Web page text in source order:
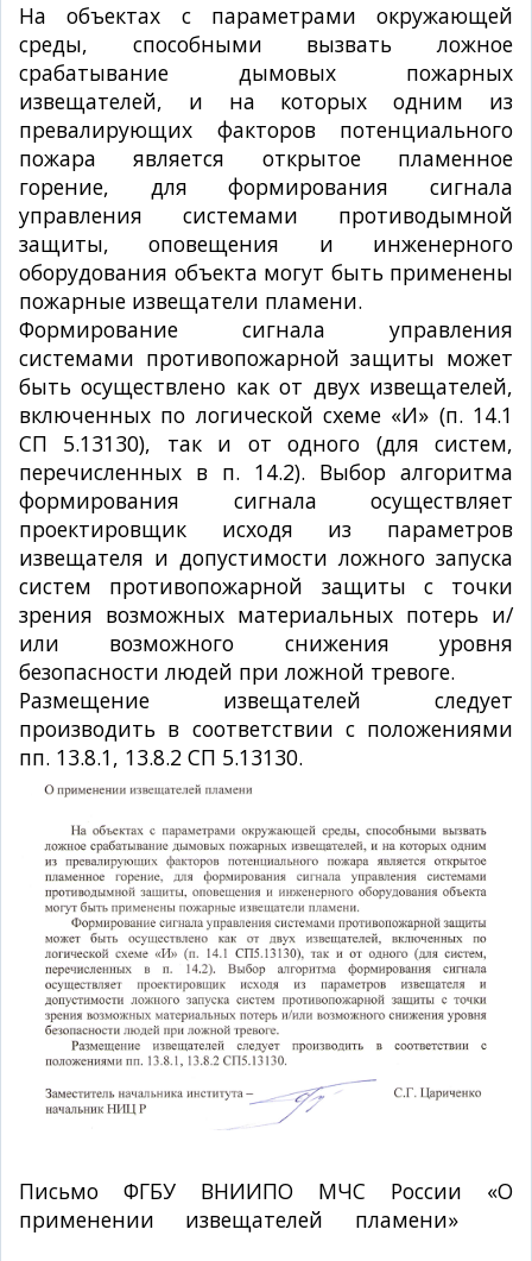
На объектах с параметрами окружающей
среды, способными вызвать ложное
срабатывание дымовых пожарных
извещателей, и на которых одним из
превалирующих факторов потенциального
пожара является открытое пламенное
горение, для формирования сигнала
управления системами противодымной
защиты, оповещения и инженерного
оборудования объекта могут быть применены
пожарные извещатели пламени.
Формирование сигнала управления
системами противопожарной защиты может
быть осуществлено как от двух извещателей,
включенных по логической схеме «И» (п. 14.1
СП 5.13130), так и от одного (для систем,
перечисленных в п. 14.2). Выбор алгоритма
формирования сигнала осуществляет
проектировщик исходя из параметров
извещателя и допустимости ложного запуска
систем противопожарной защиты с точки
зрения возможных материальных потерь и/
или возможного снижения уровня
безопасности людей при ложной тревоге.
Размещение извещателей следует
производить в соответствии с положениями
пп. 13.8.1, 13.8.2 СП 5.13130.
Письмо ФГБУ ВНИИПО МЧС России «О
применении извещателей пламени»